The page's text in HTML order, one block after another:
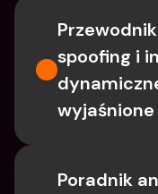
spoofing i
wyjaśnione
Poradnik